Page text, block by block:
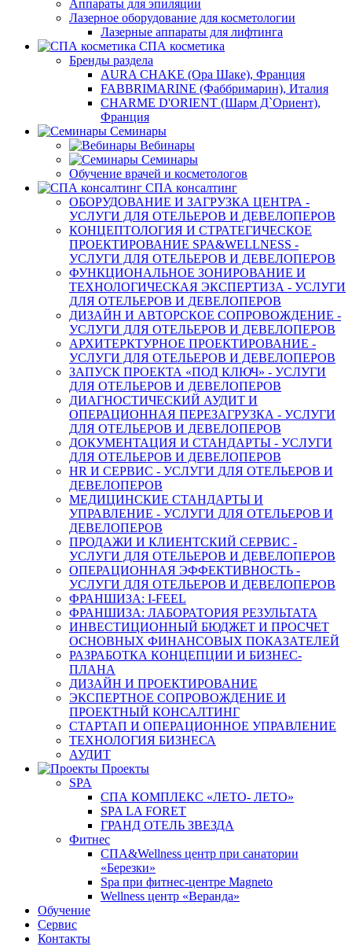
Аппараты для эпиляции
Лазерное оборудование для косметологии
Лазерные аппараты для лифтинга
СПА косметика
Бренды раздела
AURA CHAKE (Ора Шаке), Франция
FABBRIMARINE (Фаббримарин), Италия
CHARME D'ORIENT (Шарм Д`Ориент),
Франция
Семинары
Вебинары
Семинары
Обучение врачей и косметологов
СПА консалтинг
ОБОРУДОВАНИЕ И ЗАГРУЗКА ЦЕНТРА -
УСЛУГИ ДЛЯ ОТЕЛЬЕРОВ И ДЕВЕЛОПЕРОВ
КОНЦЕПТОЛОГИЯ И СТРАТЕГИЧЕСКОЕ
ПРОЕКТИРОВАНИЕ SPA&WELLNESS -
УСЛУГИ ДЛЯ ОТЕЛЬЕРОВ И ДЕВЕЛОПЕРОВ
ФУНКЦИОНАЛЬНОЕ ЗОНИРОВАНИЕ И
ТЕХНОЛОГИЧЕСКАЯ ЭКСПЕРТИЗА - УСЛУГИ
ДЛЯ ОТЕЛЬЕРОВ И ДЕВЕЛОПЕРОВ
ДИЗАЙН И АВТОРСКОЕ СОПРОВОЖДЕНИЕ -
УСЛУГИ ДЛЯ ОТЕЛЬЕРОВ И ДЕВЕЛОПЕРОВ
АРХИТЕРКТУРНОЕ ПРОЕКТИРОВАНИЕ -
УСЛУГИ ДЛЯ ОТЕЛЬЕРОВ И ДЕВЕЛОПЕРОВ
ЗАПУСК ПРОЕКТА «ПОД КЛЮЧ» - УСЛУГИ
ДЛЯ ОТЕЛЬЕРОВ И ДЕВЕЛОПЕРОВ
ДИАГНОСТИЧЕСКИЙ АУДИТ И
ОПЕРАЦИОННАЯ ПЕРЕЗАГРУЗКА - УСЛУГИ
ДЛЯ ОТЕЛЬЕРОВ И ДЕВЕЛОПЕРОВ
ДОКУМЕНТАЦИЯ И СТАНДАРТЫ - УСЛУГИ
ДЛЯ ОТЕЛЬЕРОВ И ДЕВЕЛОПЕРОВ
HR И СЕРВИС - УСЛУГИ ДЛЯ ОТЕЛЬЕРОВ И
ДЕВЕЛОПЕРОВ
МЕДИЦИНСКИЕ СТАНДАРТЫ И
УПРАВЛЕНИЕ - УСЛУГИ ДЛЯ ОТЕЛЬЕРОВ И
ДЕВЕЛОПЕРОВ
ПРОДАЖИ И КЛИЕНТСКИЙ СЕРВИС -
УСЛУГИ ДЛЯ ОТЕЛЬЕРОВ И ДЕВЕЛОПЕРОВ
ОПЕРАЦИОННАЯ ЭФФЕКТИВНОСТЬ -
УСЛУГИ ДЛЯ ОТЕЛЬЕРОВ И ДЕВЕЛОПЕРОВ
ФРАНШИЗА: I-FEEL
ФРАНШИЗА: ЛАБОРАТОРИЯ РЕЗУЛЬТАТА
ИНВЕСТИЦИОННЫЙ БЮДЖЕТ И ПРОСЧЕТ
ОСНОВНЫХ ФИНАНСОВЫХ ПОКАЗАТЕЛЕЙ
РАЗРАБОТКА КОНЦЕПЦИИ И БИЗНЕС-
ПЛАНА
ДИЗАЙН И ПРОЕКТИРОВАНИЕ
ЭКСПЕРТНОЕ СОПРОВОЖДЕНИЕ И
ПРОЕКТНЫЙ КОНСАЛТИНГ
СТАРТАП И ОПЕРАЦИОННОЕ УПРАВЛЕНИЕ
ТЕХНОЛОГИЯ БИЗНЕСА
АУДИТ
Проекты
SPA
СПА КОМПЛЕКС «ЛЕТО- ЛЕТО»
SPA LA FORET
ГРАНД ОТЕЛЬ ЗВЕЗДА
Фитнес
СПА&Wellness центр при санатории
«Березки»
Spa при фитнес-центре Magneto
Wellness центр «Веранда»
Обучение
Сервис
Контакты